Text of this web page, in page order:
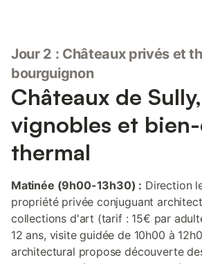
Jour 2 : Châteaux privés et
bourguignon
Châteaux de Sully,
vignobles et
thermal
Matinée (9h00-13h30) : Direction
propriété privée conjuguant
collections d'art (tarif : 15€ par
12 ans, visite guidée de 10h00 à
architectural propose découverte